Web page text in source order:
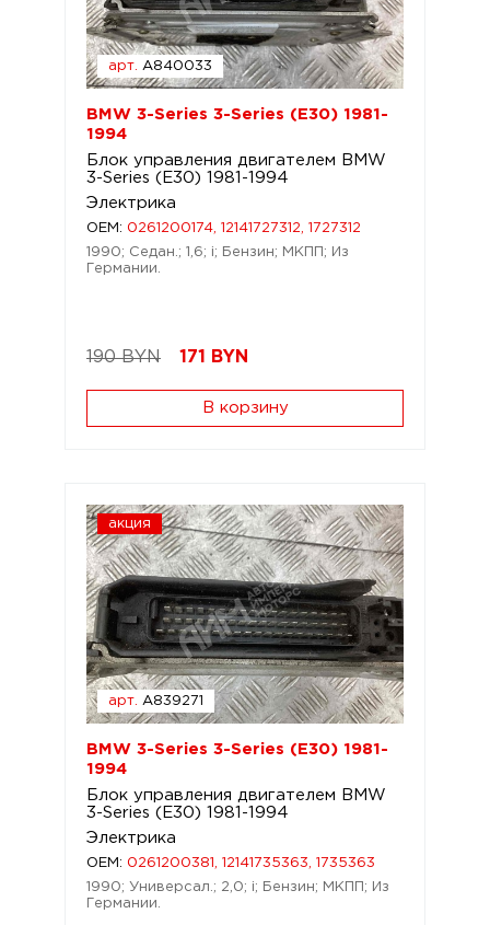
арт. A840033
BMW 3-Series 3-Series (E30) 1981-
1994
Блок управления двигателем BMW
3-Series (E30) 1981-1994
Электрика
OEM: 0261200174, 12141727312, 1727312
1990; Седан.; 1,6; i; Бензин; МКПП; Из
Германии.
190 BYN 171 BYN
В корзину
акция
арт. A839271
BMW 3-Series 3-Series (E30) 1981-
1994
Блок управления двигателем BMW
3-Series (E30) 1981-1994
Электрика
OEM: 0261200381, 12141735363, 1735363
1990; Универсал.; 2,0; i; Бензин; МКПП; Из
Германии.